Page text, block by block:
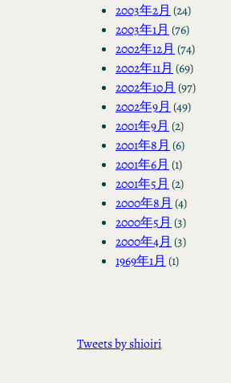
2003年2月 (24)
2003年1月 (76)
2002年12月 (74)
2002年11月 (69)
2002年10月 (97)
2002年9月 (49)
2001年9月 (2)
2001年8月 (6)
2001年6月 (1)
2001年5月 (2)
2000年8月 (4)
2000年5月 (3)
2000年4月 (3)
1969年1月 (1)
Tweets by shioiri